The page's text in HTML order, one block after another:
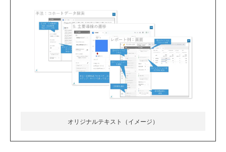
オリジナルテキスト（イメージ）